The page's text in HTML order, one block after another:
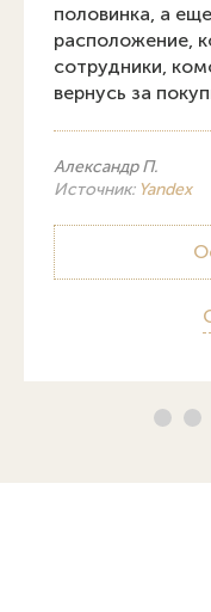
половинка, а
расположение,
сотрудники,
вернусь за
Александр П.
Источник: Yandex